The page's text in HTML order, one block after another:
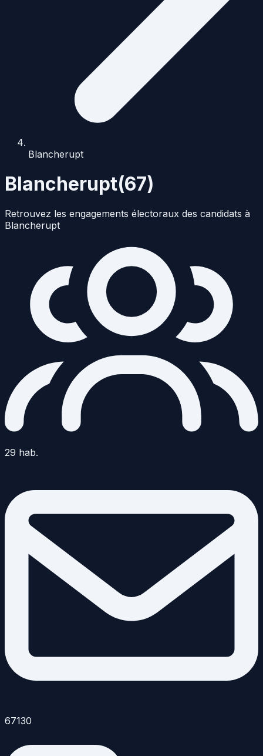
Blancherupt
Blancherupt(67)
Retrouvez les engagements électoraux des candidats à
Blancherupt
29 hab.
67130